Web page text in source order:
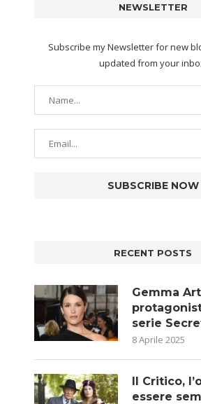
NEWSLETTER
Subscribe my Newsletter for new
updated from your
RECENT POSTS
Gemma
serie
8 Aprile 2025
Il Critico,
essere